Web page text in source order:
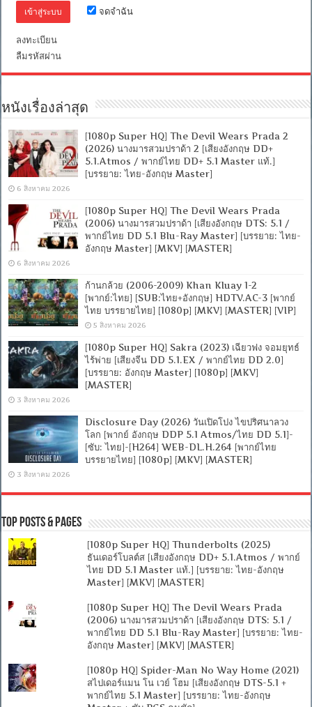
[Netflix
(web-
dl)]
จดจำฉัน
ลงทะเบียน
ลืมรหัสผ่าน
หนังเรื่องล่าสุด
[1080p Super HQ] The Devil Wears Prada 2
(2026) นางมารสวมปราด้า 2 [เสียงอังกฤษ DD+
5.1.Atmos / พากย์ไทย DD+ 5.1 Master แท้.]
[บรรยาย: ไทย-อังกฤษ Master]
6 สิงหาคม 2026
[1080p Super HQ] The Devil Wears Prada
(2006) นางมารสวมปราด้า [เสียงอังกฤษ DTS: 5.1 /
พากย์ไทย DD 5.1 Blu-Ray Master] [บรรยาย: ไทย-
อังกฤษ Master] [MKV] [MASTER]
6 สิงหาคม 2026
ก้านกล้วย (2006-2009) Khan Kluay 1-2
[พากย์:ไทย] [SUB:ไทย+อังกฤษ] HDTV.AC-3 [พากย์
ไทย บรรยายไทย] [1080p] [MKV] [MASTER] [VIP]
5 สิงหาคม 2026
[1080p Super HQ] Sakra (2023) เฉียวฟง จอมยุทธ์
ไร้พ่าย [เสียงจีน DD 5.1.EX / พากย์ไทย DD 2.0]
[บรรยาย: อังกฤษ Master] [1080p] [MKV]
[MASTER]
3 สิงหาคม 2026
Disclosure Day (2026) วันเปิดโปง ไขปริศนาลวง
โลก [พากย์ อังกฤษ DDP 5.1 Atmos/ไทย DD 5.1]-
[ซับ: ไทย]-[H264] WEB-DL.H.264 [พากย์ไทย
บรรยายไทย] [1080p] [MKV] [MASTER]
3 สิงหาคม 2026
Top Posts & Pages
[1080p Super HQ] Thunderbolts (2025)
ธันเดอร์โบลต์ส [เสียงอังกฤษ DD+ 5.1.Atmos / พากย์
ไทย DD 5.1 Master แท้.] [บรรยาย: ไทย-อังกฤษ
Master] [MKV] [MASTER]
[1080p Super HQ] The Devil Wears Prada
(2006) นางมารสวมปราด้า [เสียงอังกฤษ DTS: 5.1 /
พากย์ไทย DD 5.1 Blu-Ray Master] [บรรยาย: ไทย-
อังกฤษ Master] [MKV] [MASTER]
[1080p HQ] Spider-Man No Way Home (2021)
สไปเดอร์แมน โน เวย์ โฮม [เสียงอังกฤษ DTS-5.1 +
พากย์ไทย 5.1 Master] [บรรยาย: ไทย-อังกฤษ